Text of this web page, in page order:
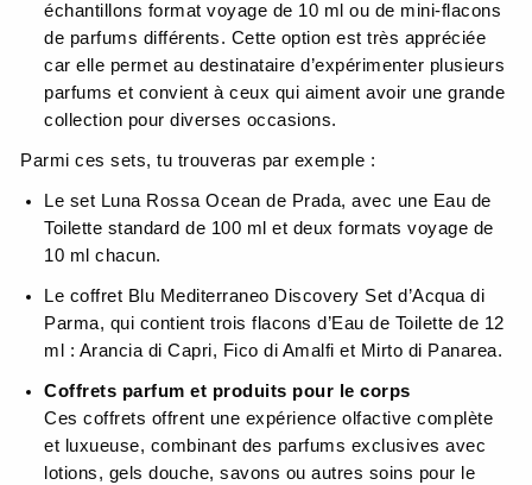
échantillons format voyage de 10 ml ou de mini-flacons
de parfums différents. Cette option est très appréciée
car elle permet au destinataire d’expérimenter plusieurs
parfums et convient à ceux qui aiment avoir une grande
collection pour diverses occasions.
Parmi ces sets, tu trouveras par exemple :
Le set Luna Rossa Ocean de Prada, avec une Eau de
Toilette standard de 100 ml et deux formats voyage de
10 ml chacun.
Le coffret Blu Mediterraneo Discovery Set d’Acqua di
Parma, qui contient trois flacons d’Eau de Toilette de 12
ml : Arancia di Capri, Fico di Amalfi et Mirto di Panarea.
Coffrets parfum et produits pour le corps
Ces coffrets offrent une expérience olfactive complète
et luxueuse, combinant des parfums exclusives avec
lotions, gels douche, savons ou autres soins pour le